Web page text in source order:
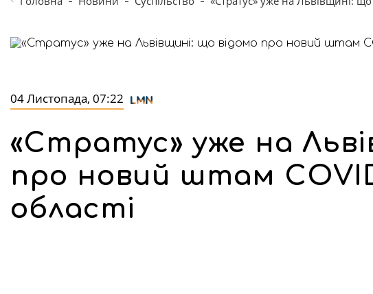
04 Листопада, 07:22
«Стратус» уже на
про новий штам
області